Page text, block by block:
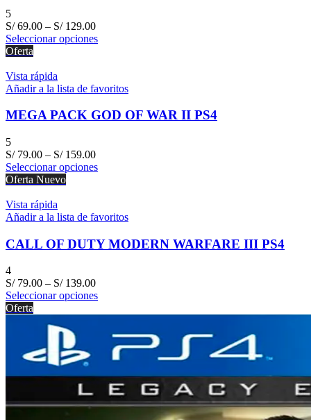
5
S/69.00 – S/129.00
Seleccionar opciones
Oferta
Vista rápida
Añadir a la lista de favoritos
MEGA PACK GOD OF WAR II PS4
5
S/79.00 – S/159.00
Seleccionar opciones
Oferta Nuevo
Vista rápida
Añadir a la lista de favoritos
CALL OF DUTY MODERN WARFARE III PS4
4
S/79.00 – S/139.00
Seleccionar opciones
Oferta